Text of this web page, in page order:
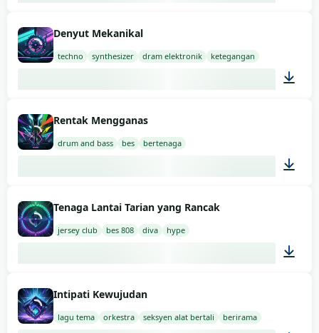
Denyut Mekanikal
techno synthesizer dram elektronik ketegangan
Rentak Mengganas
drum and bass bes bertenaga
Tenaga Lantai Tarian yang Rancak
jersey club bes 808 diva hype
Intipati Kewujudan
lagu tema orkestra seksyen alat bertali berirama